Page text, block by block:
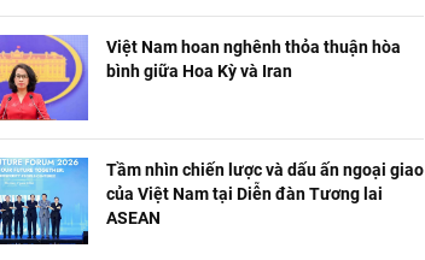
Việt Nam hoan nghênh thỏa thuận hòa
bình giữa Hoa Kỳ và Iran
Tầm nhìn chiến lược và dấu ấn ngoại giao
của Việt Nam tại Diễn đàn Tương lai
ASEAN